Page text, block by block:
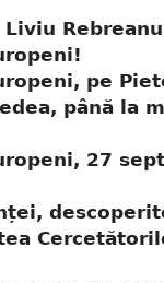
pe
până la
27